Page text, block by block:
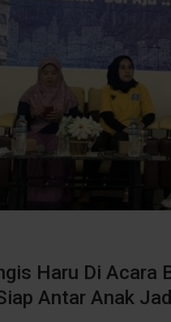
Haru Di Acara
Antar Anak